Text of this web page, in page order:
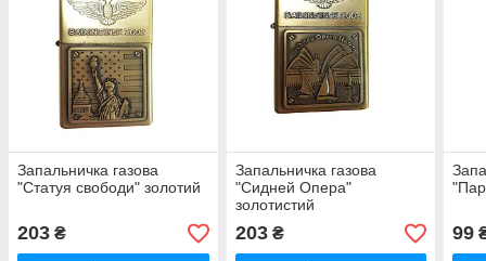
Запальничка газова
"Статуя свободи" золотий
203 ₴
Запальничка газова
"Сидней Опера"
золотистий
203₴ 99